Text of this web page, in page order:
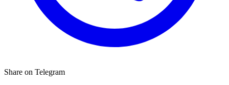
Share on Telegram